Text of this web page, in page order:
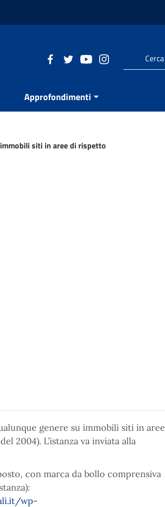
Approfondimenti
siti in aree di rispetto
genere su immobili siti in aree
2004). L’istanza va inviata alla
con marca da bollo comprensiva
wp-